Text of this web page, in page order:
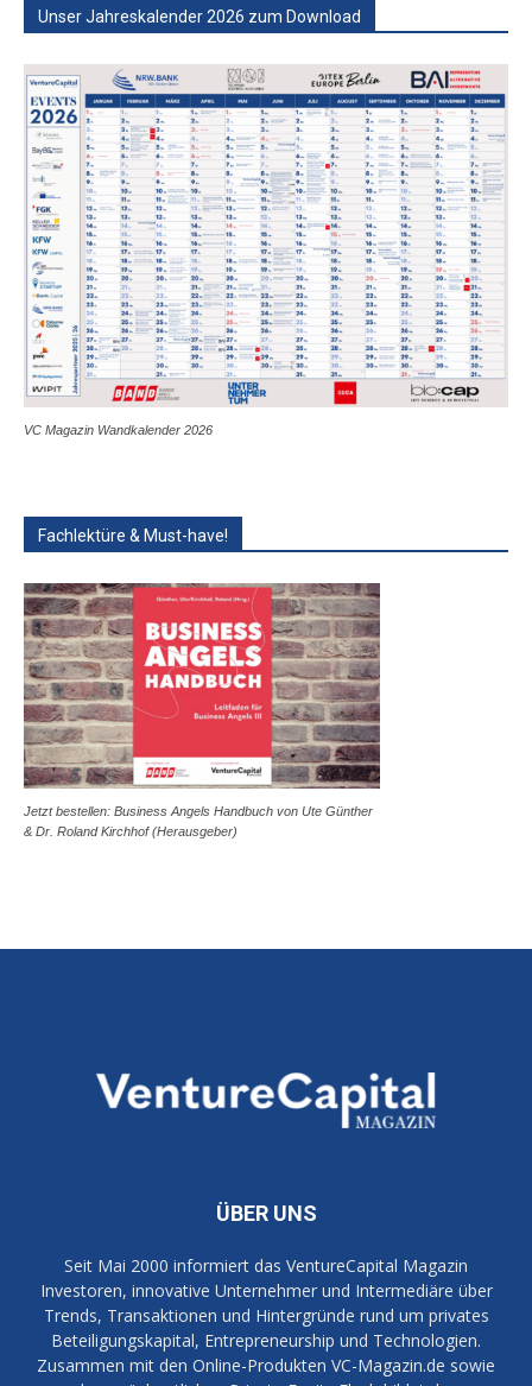
Unser Jahreskalender 2026 zum Download
VC Magazin Wandkalender 2026
Fachlektüre & Must-have!
Jetzt bestellen: Business Angels Handbuch von Ute Günther
& Dr. Roland Kirchhof (Herausgeber)
ÜBER UNS
Seit Mai 2000 informiert das VentureCapital Magazin
Investoren, innovative Unternehmer und Intermediäre über
Trends, Transaktionen und Hintergründe rund um privates
Beteiligungskapital, Entrepreneurship und Technologien.
Zusammen mit den Online-Produkten VC-Magazin.de sowie